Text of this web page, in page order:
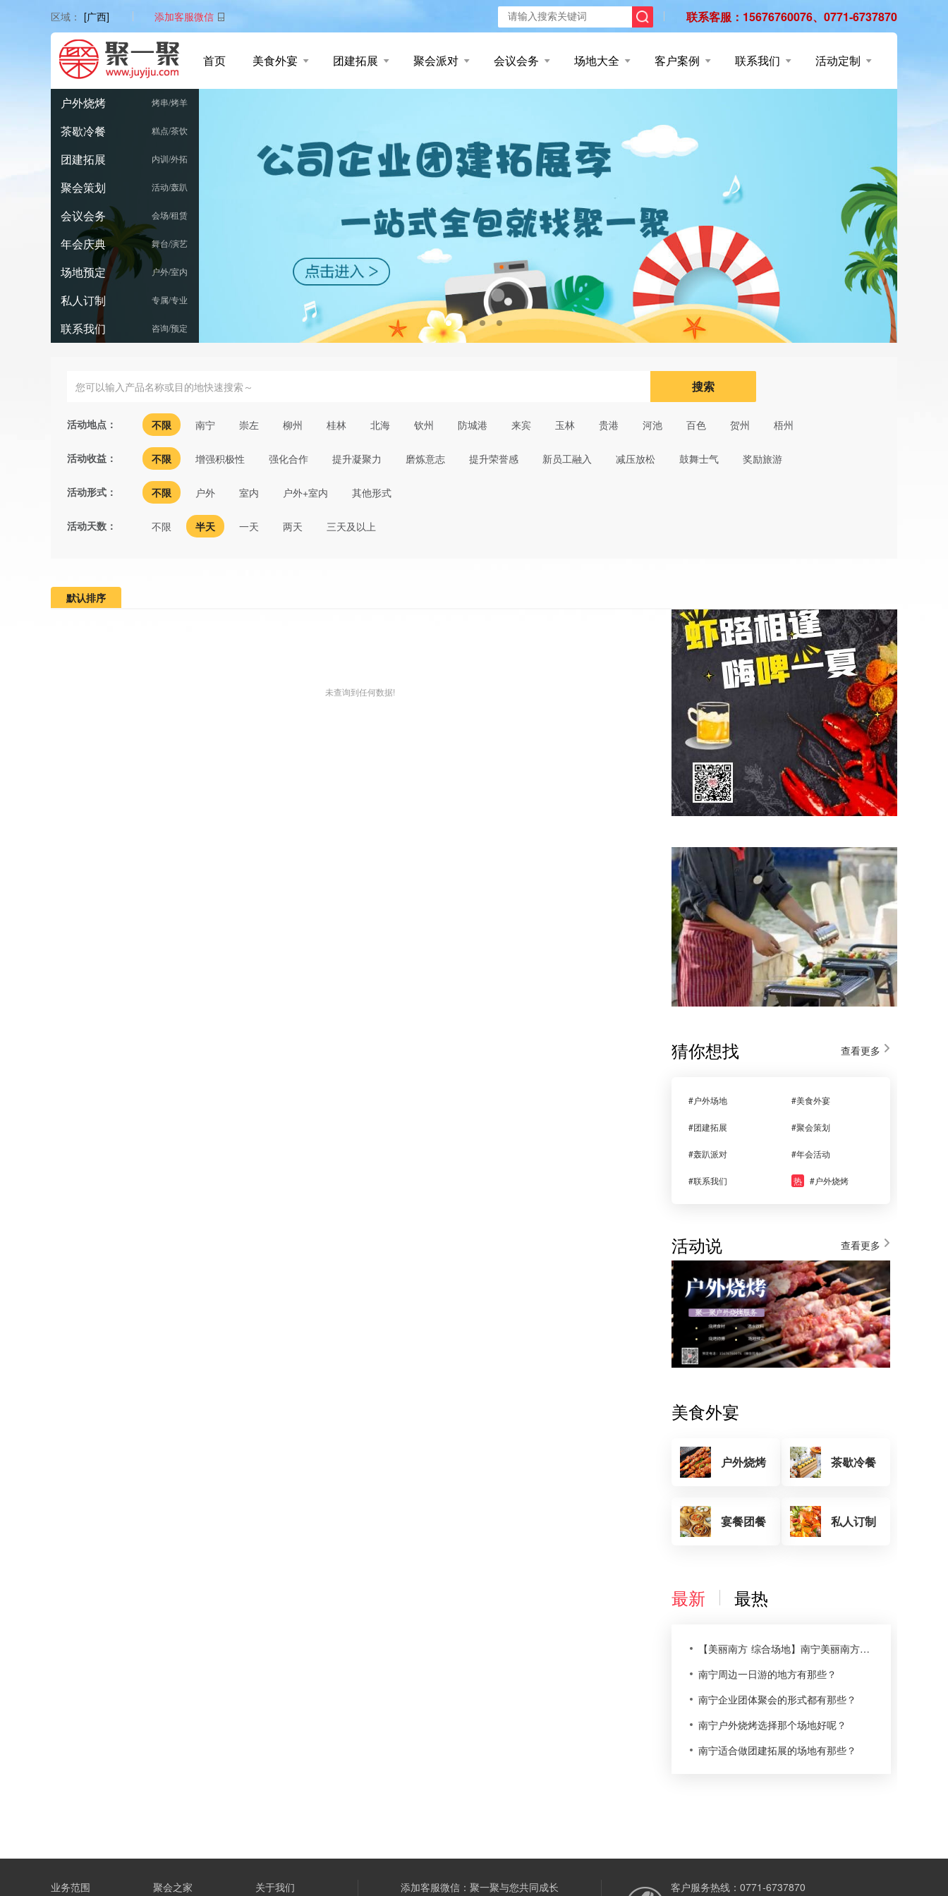
区域： [广西] 添加客服微信 联系客服：15676760076、0771-6737870
首页 美食外宴 团建拓展 聚会派对 会议会务 场地大全 客户案例 联系我们 活动定制
户外烧烤 烤串/烤羊
茶歇冷餐 糕点/茶饮
团建拓展 内训/外拓
聚会策划 活动/轰趴
会议会务 会场/租赁
年会庆典 舞台/演艺
场地预定 户外/室内
私人订制 专属/专业
联系我们 咨询/预定
搜索
活动地点： 不限 南宁 崇左 柳州 桂林 北海 钦州 防城港 来宾 玉林 贵港 河池 百色 贺州 梧州
活动收益： 不限 增强积极性 强化合作 提升凝聚力 磨炼意志 提升荣誉感 新员工融入 减压放松 鼓舞士气 奖励旅游
活动形式： 不限 户外 室内 户外+室内 其他形式
活动天数： 不限 半天 一天 两天 三天及以上
默认排序
未查询到任何数据!
猜你想找 查看更多
#户外场地 #美食外宴
#团建拓展 #聚会策划
#轰趴派对 #年会活动
#联系我们 热 #户外烧烤
活动说 查看更多
美食外宴
户外烧烤 茶歇冷餐
宴餐团餐 私人订制
最新 最热
【美丽南方 综合场地】南宁美丽南方尚湾庄园农家乐
南宁周边一日游的地方有那些？
南宁企业团体聚会的形式都有那些？
南宁户外烧烤选择那个场地好呢？
南宁适合做团建拓展的场地有那些？
业务范围 聚会之家 关于我们 添加客服微信：聚一聚与您共同成长 客户服务热线：0771-6737870